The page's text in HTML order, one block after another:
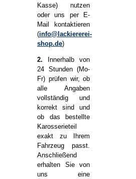
Kasse) nutzen
oder uns per E-
Mail kontaktieren
(info@lackiererei-
shop.de)
2. Innerhalb von
24 Stunden (Mo-
Fr) prüfen wir, ob
alle Angaben
vollständig und
korrekt sind und
ob das bestellte
Karosserieteil
exakt zu Ihrem
Fahrzeug passt.
Anschließend
erhalten Sie von
uns eine